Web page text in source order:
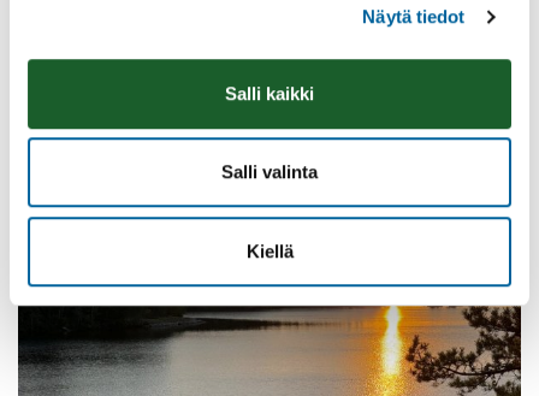
Näytä tiedot
Salli kaikki
Salli valinta
Kiellä
Vatulanharjun Vestivaalit
Palinperäntie 1312